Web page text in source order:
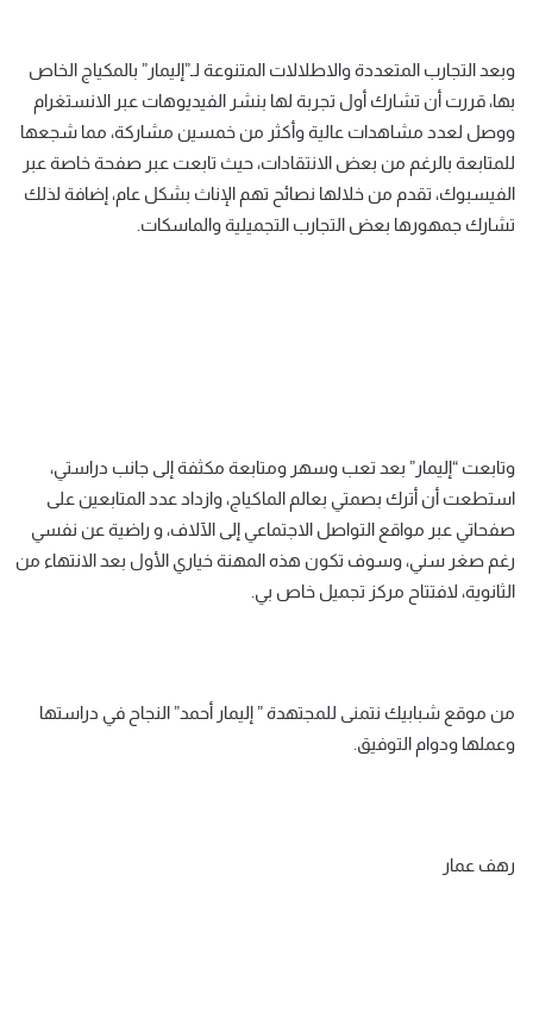
وبعد التجارب المتعددة والاطلالات المتنوعة لـ”إليمار” بالمكياج الخاص
بها، قررت أن تشارك أول تجربة لها بنشر الفيديوهات عبر الانستغرام
ووصل لعدد مشاهدات عالية وأكثر من خمسين مشاركة، مما شجعها
للمتابعة بالرغم من بعض الانتقادات، حيث تابعت عبر صفحة خاصة عبر
الفيسبوك، تقدم من خلالها نصائح تهم الإناث بشكل عام، إضافة لذلك
تشارك جمهورها بعض التجارب التجميلية والماسكات.
وتابعت “إليمار” بعد تعب وسهر ومتابعة مكثفة إلى جانب دراستي،
استطعت أن أترك بصمتي بعالم الماكياج، وازداد عدد المتابعين على
صفحاتي عبر مواقع التواصل الاجتماعي إلى الآلاف، و راضية عن نفسي
رغم صغر سني، وسوف تكون هذه المهنة خياري الأول بعد الانتهاء من
الثانوية، لافتتاح مركز تجميل خاص بي.
من موقع شبابيك نتمنى للمجتهدة ” إليمار أحمد” النجاح في دراستها
وعملها ودوام التوفيق.
رهف عمار